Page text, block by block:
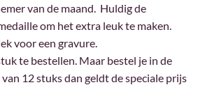
van de maand. Huldig de
om het extra leuk te maken.
voor een gravure.
te bestellen. Maar bestel je in de
12 stuks dan geldt de speciale prijs